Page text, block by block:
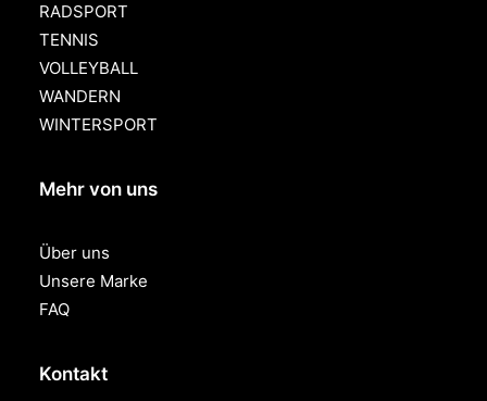
RADSPORT
TENNIS
VOLLEYBALL
WANDERN
WINTERSPORT
Mehr von uns
Über uns
Unsere Marke
FAQ
Kontakt